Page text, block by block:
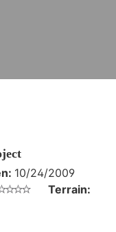
10/24/2009
Terrain: